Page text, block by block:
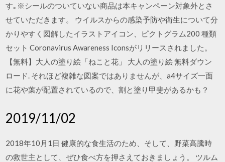
す｡※シールのついていない商品は本キャンペーン対象外とさ
せていただきます。 ウイルスからの感染予防や衛生について分
かりやすく図解したイラストアイコン、ピクトグラム200 種類
セット Coronavirus Awareness Iconsがリリースされました。
【無料】大人の塗り絵「ねこと花」 大人の塗り絵 無料ダウン
ロード. それほど複雑な図案ではありませんが、a4サイズ一面
に花や葉が配置されているので、割と塗り甲斐があるかも？
2019/11/02
2018年10月1日 健康的な食生活のため、そして、野菜高騰時
の救世主として、ぜひ食べ方を押さえておきましょう。 ツルム